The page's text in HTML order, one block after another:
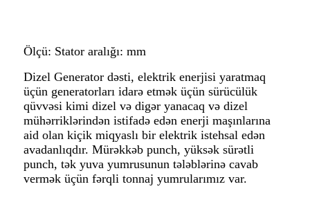
Ölçü: Stator aralığı: mm
Dizel Generator dəsti, elektrik enerjisi yaratmaq
üçün generatorları idarə etmək üçün sürücülük
qüvvəsi kimi dizel və digər yanacaq və dizel
mühərriklərindən istifadə edən enerji maşınlarına
aid olan kiçik miqyaslı bir elektrik istehsal edən
avadanlıqdır. Mürəkkəb punch, yüksək sürətli
punch, tək yuva yumrusunun tələblərinə cavab
vermək üçün fərqli tonnaj yumrularımız var.